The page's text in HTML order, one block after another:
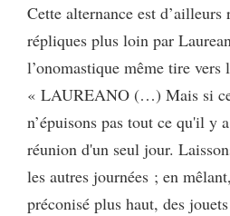
Cette alternance est
répliques plus loin par
l’onomastique même tire
« LAUREANO (…) Mais si
n’épuisons pas tout ce qu'il y
réunion d'un seul jour.
les autres journées ; en
préconisé plus haut, des